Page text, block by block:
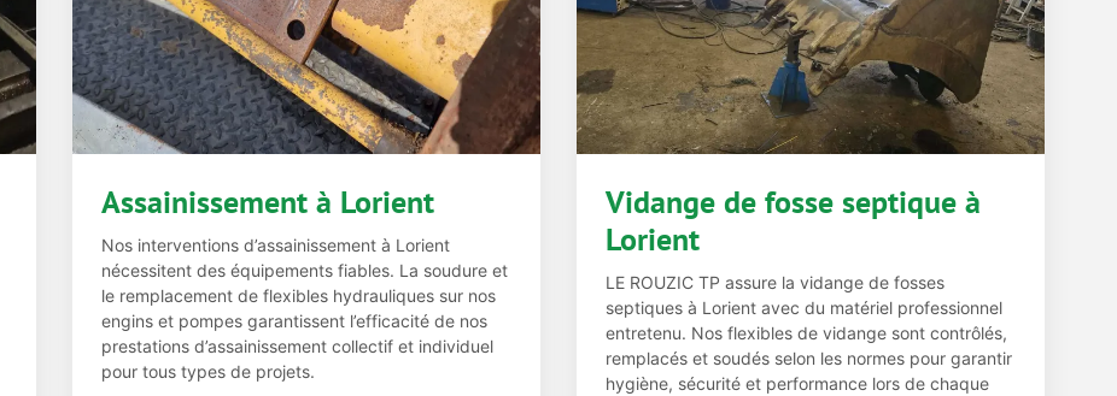
Assainissement à Lorient
Nos interventions d’assainissement à Lorient
nécessitent des équipements fiables. La soudure et
le remplacement de flexibles hydrauliques sur nos
engins et pompes garantissent l’efficacité de nos
prestations d’assainissement collectif et individuel
pour tous types de projets.
Vidange de fosse septique à
Lorient
LE ROUZIC TP assure la vidange de fosses
septiques à Lorient avec du matériel professionnel
entretenu. Nos flexibles de vidange sont contrôlés,
remplacés et soudés selon les normes pour garantir
hygiène, sécurité et performance lors de chaque